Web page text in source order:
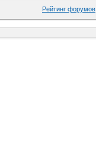
Рейтинг форумов